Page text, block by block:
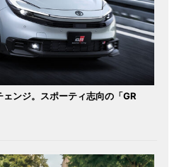
ェンジ。スポーティ志向の「GR